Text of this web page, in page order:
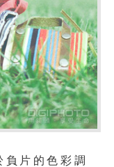
片的色彩調